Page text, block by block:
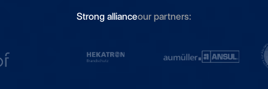
Strong allianceour partners: